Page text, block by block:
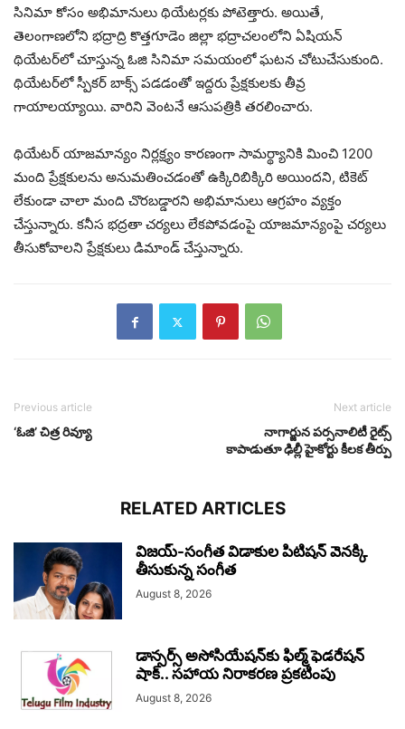
సినిమా కోసం అభిమానులు థియేటర్లకు పోటెత్తారు. అయితే,
తెలంగాణలోని భద్రాద్రి కొత్తగూడెం జిల్లా భద్రాచలంలోని ఏషియన్
థియేటర్‌లో చూస్తున్న ఓజి సినిమా సమయంలో ఘటన చోటుచేసుకుంది.
థియేటర్‌లో స్పీకర్ బాక్స్ పడడంతో ఇద్దరు ప్రేక్షకులకు తీవ్ర
గాయాలయ్యాయి. వారిని వెంటనే ఆసుపత్రికి తరలించారు.
థియేటర్ యాజమాన్యం నిర్లక్ష్యం కారణంగా సామర్థ్యానికి మించి 1200
మంది ప్రేక్షకులను అనుమతించడంతో ఉక్కిరిబిక్కిరి అయిందని, టికెట్
లేకుండా చాలా మంది చొరబడ్డారని అభిమానులు ఆగ్రహం వ్యక్తం
చేస్తున్నారు. కనీస భద్రతా చర్యలు లేకపోవడంపై యాజమాన్యంపై చర్యలు
తీసుకోవాలని ప్రేక్షకులు డిమాండ్ చేస్తున్నారు.
Previous article
‘ఓజి’ చిత్ర రివ్యూ
Next article
నాగార్జున పర్సనాలిటీ రైట్స్
కాపాడుతూ ఢిల్లీ హైకోర్టు కీలక తీర్పు
RELATED ARTICLES
విజయ్-సంగీత విడాకుల పిటిషన్ వెనక్కి
తీసుకున్న సంగీత
August 8, 2026
డాన్సర్స్ అసోసియేషన్‌కు ఫిల్మ్ ఫెడరేషన్
షాక్.. సహాయ నిరాకరణ ప్రకటింపు
August 8, 2026